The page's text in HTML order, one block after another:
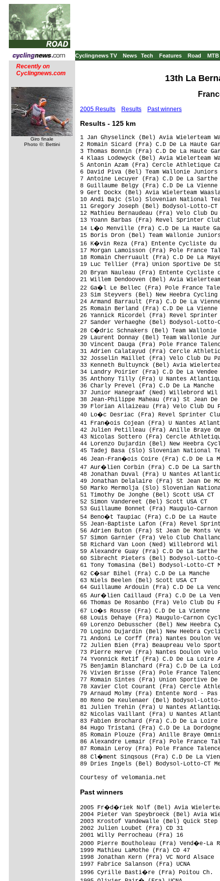
Cyclingnews TV News Tech Features Road MTB
Recently on
Cyclingnews.com
Giro finale
Photo ©: Bettini
13th La
2005 Results Results Past winners
Results - 125 km
1 Jan Ghyselinck (Bel) Avia
2 Romain Sicard (Fra) C.D De La
3 Thomas Bonnin (Fra) C.D De La
4 Klaas Lodewyck (Bel) Avia Wielerteam
5 Antonin Azam (Fra) Cercle Athletique
6 David Piva (Bel) Team Wallonie
7 Antoine Lecuyer (Fra) C.D De
8 Guillaume Belgy (Fra) C.D De La
9 Gert Dockx (Bel) Avia Wielerteam
10 Andi Bajc (Slo) Slovenian National
11 Gregory Joseph (Bel) Bodysol-Lotto-CT
12 Mathieu Bernaudeau (Fra) Velo Club
13 Yoann Barbas (Fra) Revel Sprinter
14 L�o Menville (Fra) C.D De La Haute
15 Boris Dron (Bel) Team Wallonie
16 K�vin Reza (Fra) Entente Cycliste du
17 Morgan Lamoisson (Fra) Pole France
18 Romain Cherruault (Fra) C.D De La
19 Luc Tellier (Fra) Union Sportive De
20 Bryan Nauleau (Fra) Entente Cycliste
21 Willem Dendooven (Bel) Avia
22 Ga�l Le Bellec (Fra) Pole France
23 Sim Steyvers (Bel) New Heebra Cycling
24 Armand Barrault (Fra) C.D De La
25 Romain Berland (Fra) C.D De La Vienne
26 Yannick Ricordel (Fra) Revel Sprinter
27 Sander Verhaeghe (Bel) Bodysol-Lotto-
28 C�dric Schnakers (Bel) Team Wallonie
29 Laurent Donnay (Bel) Team Wallonie
30 Vincent Dauga (Fra) Pole France
31 Adrien Calatayud (Fra) Cercle
32 Josselin Maillet (Fra) Velo Club Du
33 Kenneth Bultuynck (Bel) Avia
34 Landry Poirier (Fra) C.D De La Vendee
35 Anthony Tilly (Fra) U Nantes
36 Charly Prevel (Fra) C.D De La Manche
37 Junior Hanegraaf (Ned) Willebrord
38 Jean-Philippe Maheau (Fra) St Jean De
39 Florian Allaizeau (Fra) Velo Club Du
40 Lo�c Desriac (Fra) Revel Sprinter
41 Fran�ois Cojean (Fra) U
42 Julien Petilleau (Fra) Anille Braye
43 Nicolas Sottero (Fra) Cercle
44 Lorenzo Dujardin (Bel) New Heebra
45 Tadej Basa (Slo) Slovenian National
46 Jean-Fran�ois Coire (Fra) C.D De La
47 Aur�lien Corbin (Fra) C.D De La
48 Jonathan Duval (Fra) U Nantes
49 Jonathan Delalaire (Fra) St Jean De
50 Marko Mermolja (Slo) Slovenian
51 Timothy De Jonghe (Bel) Scott USA CT
52 Simon Vandereet (Bel) Scott USA CT
53 Guillaume Bonnet (Fra) Maugulo-Carnon
54 Beno�t Taupiac (Fra) C.D De La Haute
55 Jean-Baptiste Lafon (Fra) Revel
56 Adrien Buton (Fra) St Jean De Monts
57 Simon Garnier (Fra) Velo Club
58 Richard Van Loon (Ned) Willebrord
59 Alexandre Guay (Fra) C.D De La Sarthe
60 Sibrecht Pieters (Bel) Bodysol-
61 Tony Tomasina (Bel) Bodysol-Lotto-CT
62 C�sar Bihel (Fra) C.D De La Manche
63 Niels Beelen (Bel) Scott USA CT
64 Guillaume Ardouin (Fra) C.D De La
65 Aur�lien Caillaud (Fra) C.D De La
66 Thomas De Rosanbo (Fra) Velo Club Du
67 Lo�s Rousse (Fra) C.D De La Vienne
68 Louis Dehaye (Fra) Maugulo-Carnon
69 Lorenzo Debusscher (Bel) New Heebra
70 Logino Dujardin (Bel) New Heebra
71 Andoni Le Corff (Fra) Nantes Doulon
72 Julien Bien (Fra) Beaupreau Velo
73 Pierre Herve (Fra) Nantes Doulon Velo
74 Yvonnick Retif (Fra) C.D De La Loire
75 Benjamin Blanchard (Fra) C.D De La
76 Vivien Brisse (Fra) Pole France
77 Romain Sintes (Fra) Union Sportive
78 Xavier Clot Courant (Fra) Cercle
79 Arnaud Molmy (Fra) Entente Nord -
80 Reno De Keulenaer (Bel) Bodysol-Lotto-
81 Julien Trehin (Fra) U Nantes
82 Nicolas Vaillant (Fra) U Nantes
83 Fabien Brochard (Fra) C.D De La
84 Hugo Tristani (Fra) C.D De La
85 Romain Plouze (Fra) Anille Braye
86 Alexandre Lemair (Fra) Pole France
87 Romain Leroy (Fra) Pole France
88 Cl�ment Sinqsous (Fra) C.D De La
89 Dries Ingels (Bel) Bodysol-Lotto-CT
Past winners
2005 Fr�d�riek Nolf (Bel) Avia
2004 Pieter Van Speybroeck (Bel) Avia
2003 Krostof Vandewalle (Bel) Quick Step
2002 Julien Loubet (Fra) CD 31
2001 Willy Perrocheau (Fra) 16
2000 Pierre Boutholeau (Fra) Vend�e-La
1999 Mathieu LaMothe (Fra) CD 47
1998 Jonathan Kern (Fra) VC Nord Alsace
1997 Fabrice Salanson (Fra) UCNA
1996 Cyrille Basti�re (Fra) Poitou Ch.